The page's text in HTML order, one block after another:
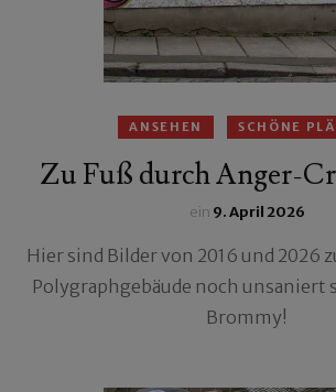
ANSEHEN SCHÖNE
Zu Fuß durch Anger-
ein 9. April 2026
Hier sind Bilder von 2016 und 2026
Polygraphgebäude noch unsaniert
Brommy!